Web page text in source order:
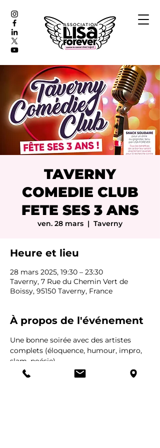
TAVERNY
COMEDIE CLUB
FETE SES 3 ANS
ven. 28 mars
  |
Taverny
Heure et lieu
28 mars 2025, 19:30 – 23:30
Taverny, 7 Rue du Chemin Vert de
Boissy, 95150 Taverny, France
À propos de l'événement
Une bonne soirée avec des artistes
complets (éloquence, humour, impro,
slam, poésie)
Venez découvrir cette troupe